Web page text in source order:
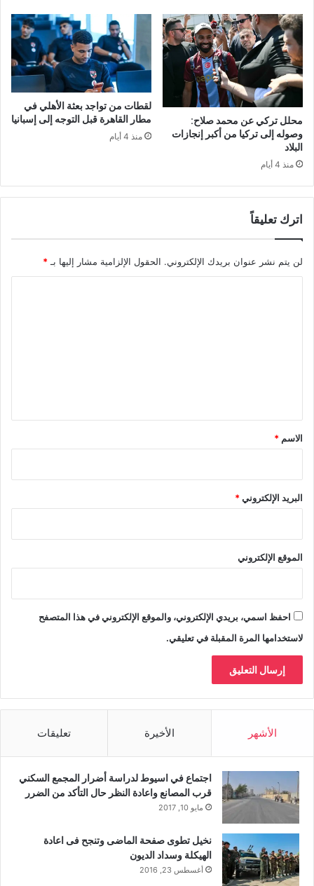
محلل تركي عن محمد صلاح:
وصوله إلى تركيا من أكبر إنجازات
البلاد
منذ 4 أيام
لقطات من تواجد بعثة الأهلي في
مطار القاهرة قبل التوجه إلى إسبانيا
منذ 4 أيام
اترك تعليقاً
لن يتم نشر عنوان بريدك الإلكتروني. الحقول الإلزامية مشار إليها بـ *
*
الاسم *
البريد الإلكتروني*
الموقع الإلكتروني
احفظ اسمي، بريدي الإلكتروني، والموقع الإلكتروني في هذا المتصفح
لاستخدامها المرة المقبلة في تعليقي.
الأشهر الأخيرة تعليقات
اجتماع في اسيوط لدراسة أضرار المجمع السكني
قرب المصانع واعادة النظر حال التأكد من الضرر
مايو 10, 2017
نخيل تطوى صفحة الماضى وتنجح فى اعادة
الهيكلة وسداد الديون
أغسطس 23, 2016